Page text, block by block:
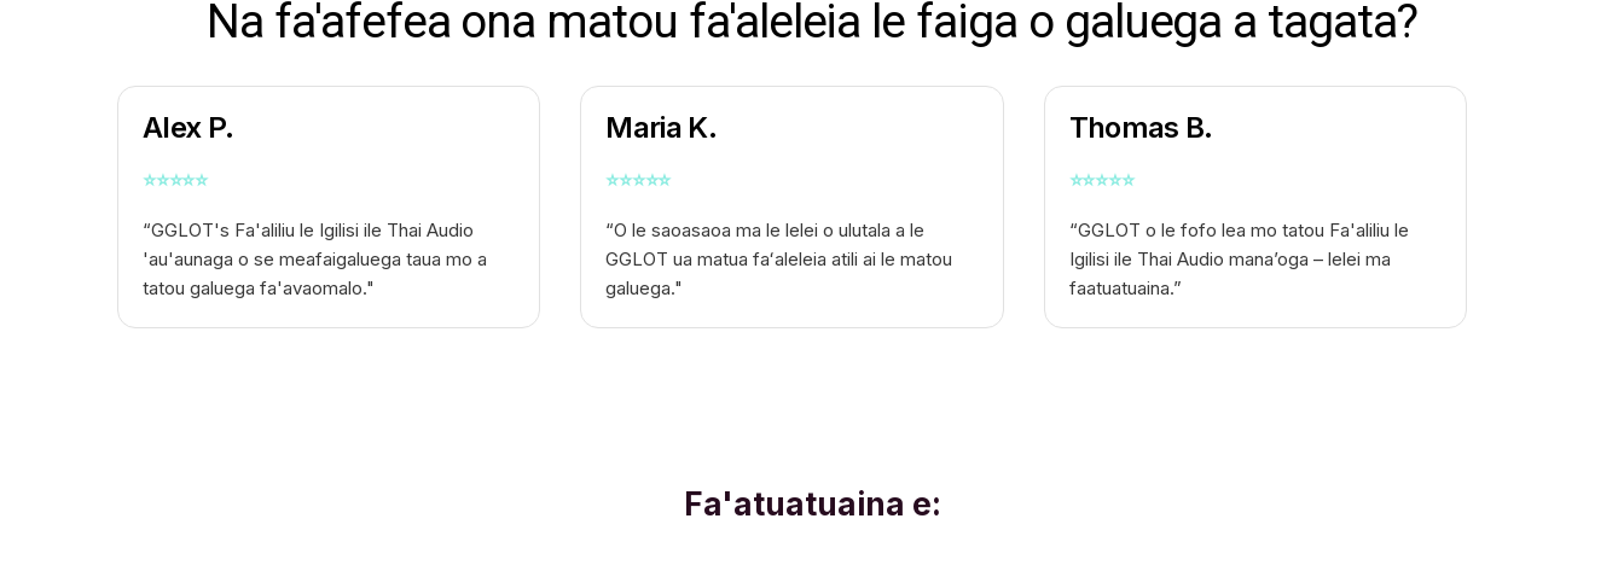
Na fa'afefea ona matou fa'aleleia le faiga o galuega a tagata?
Alex P.
⭐⭐⭐⭐⭐
“GGLOT's Fa'aliliu le Igilisi ile Thai Audio
'au'aunaga o se meafaigaluega taua mo a
tatou galuega fa'avaomalo."
Maria K.
⭐⭐⭐⭐⭐
“O le saoasaoa ma le lelei o ulutala a le
GGLOT ua matua faʻaleleia atili ai le matou
galuega."
Thomas B.
⭐⭐⭐⭐⭐
“GGLOT o le fofo lea mo tatou Fa'aliliu le
Igilisi ile Thai Audio mana’oga – lelei ma
faatuatuaina.”
Fa'atuatuaina e: